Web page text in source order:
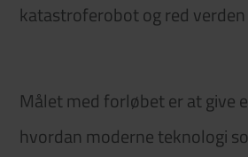
katastroferobot og red verden
Målet med forløbet er at give
hvordan moderne teknologi